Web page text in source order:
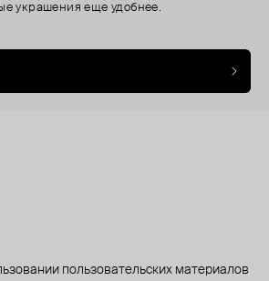
украшения еще удобнее.
пользовательских материалов